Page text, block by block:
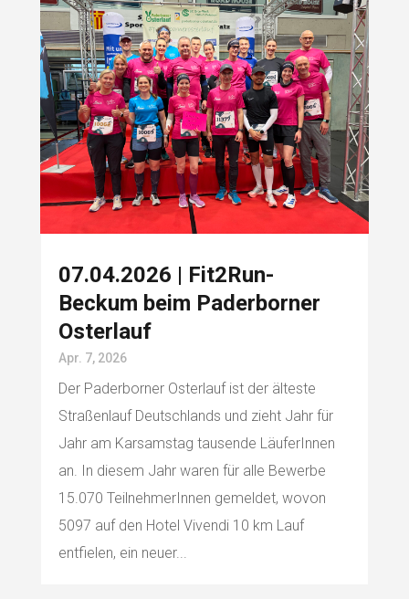
07.04.2026 | Fit2Run-
Beckum beim Paderborner
Osterlauf
Apr. 7, 2026
Der Paderborner Osterlauf ist der älteste
Straßenlauf Deutschlands und zieht Jahr für
Jahr am Karsamstag tausende LäuferInnen
an. In diesem Jahr waren für alle Bewerbe
15.070 TeilnehmerInnen gemeldet, wovon
5097 auf den Hotel Vivendi 10 km Lauf
entfielen, ein neuer...